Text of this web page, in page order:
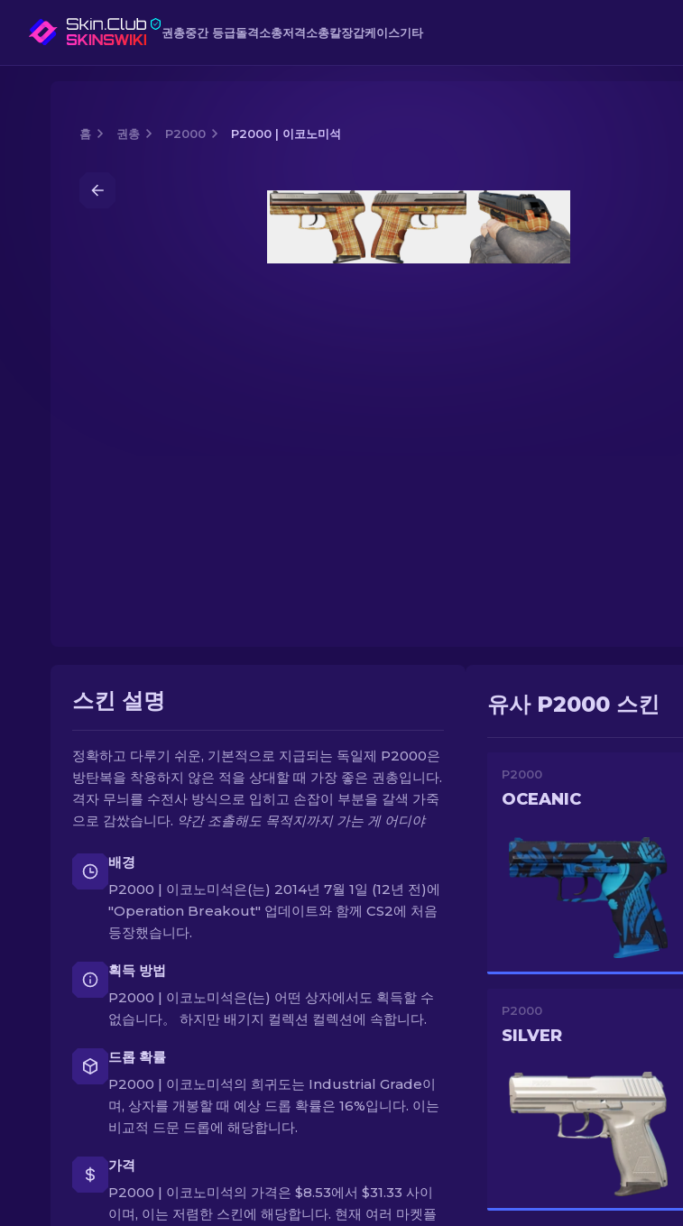
권총중간 등급돌격소총저격소총칼장갑케이스기타
홈 권총 P2000 P2000 | 이코노미석
P2000 | 이코노미석
스킨 설명
정확하고 다루기 쉬운, 기본적으로 지급되는 독일제 P2000은
방탄복을 착용하지 않은 적을 상대할 때 가장 좋은 권총입니다.
격자 무늬를 수전사 방식으로 입히고 손잡이 부분을 갈색 가죽
으로 감쌌습니다. 약간 조촐해도 목적지까지 가는 게 어디야
배경
P2000 | 이코노미석은(는) 2014년 7월 1일 (12년 전)에
"Operation Breakout" 업데이트와 함께 CS2에 처음
등장했습니다.
획득 방법
P2000 | 이코노미석은(는) 어떤 상자에서도 획득할 수
없습니다。 하지만 배기지 컬렉션 컬렉션에 속합니다.
드롭 확률
P2000 | 이코노미석의 희귀도는 Industrial Grade이
며, 상자를 개봉할 때 예상 드롭 확률은 16%입니다. 이는
비교적 드문 드롭에 해당합니다.
가격
P2000 | 이코노미석의 가격은 $8.53에서 $31.33 사이
이며, 이는 저렴한 스킨에 해당합니다. 현재 여러 마켓플
유사 P2000 스킨
P2000
OCEANIC
P2000
SILVER